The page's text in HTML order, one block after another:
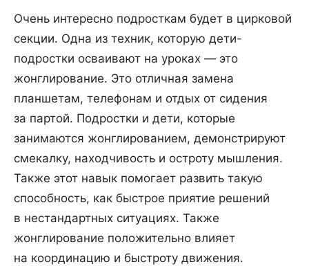
Очень интересно подросткам будет в цирковой
секции. Одна из техник, которую дети-
подростки осваивают на уроках — это
жонглирование. Это отличная замена
планшетам, телефонам и отдых от сидения
за партой. Подростки и дети, которые
занимаются жонглированием, демонстрируют
смекалку, находчивость и остроту мышления.
Также этот навык помогает развить такую
способность, как быстрое приятие решений
в нестандартных ситуациях. Также
жонглирование положительно влияет
на координацию и быстроту движения.